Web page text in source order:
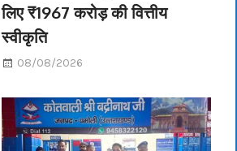
लिए ₹1967 करोड़ की वित्तीय
स्वीकृति
08/08/2026